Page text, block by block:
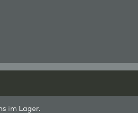
im Lager.